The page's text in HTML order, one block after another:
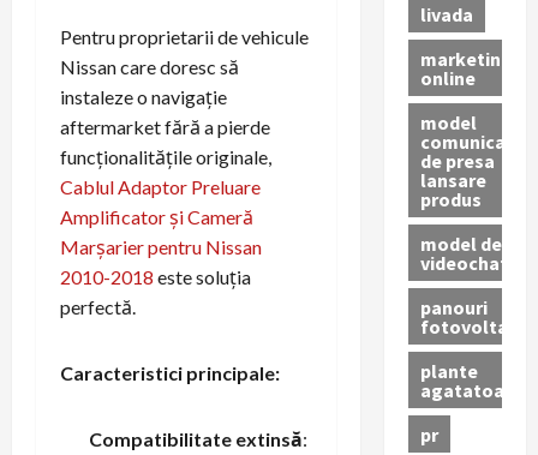
Pentru proprietarii de vehicule
Nissan care doresc să
instaleze o navigație
aftermarket fără a pierde
funcționalitățile originale,
Cablul Adaptor Preluare
Amplificator și Cameră
Marșarier pentru Nissan
2010-2018 este soluția
perfectă.
Caracteristici principale:
Compatibilitate extinsă:
livada
marketing
online
model
comunicat
de presa
lansare
produs
model de
videochat
panouri
fotovoltaice
plante
agatatoare
pr